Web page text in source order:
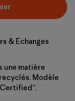
& Echanges
une matière
Modèle